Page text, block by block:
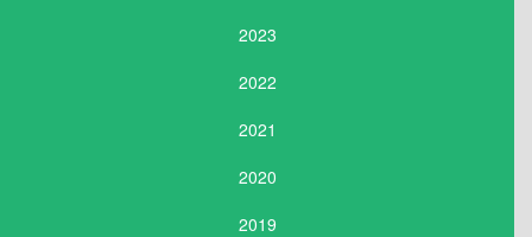
2023
2022
2021
2020
2019